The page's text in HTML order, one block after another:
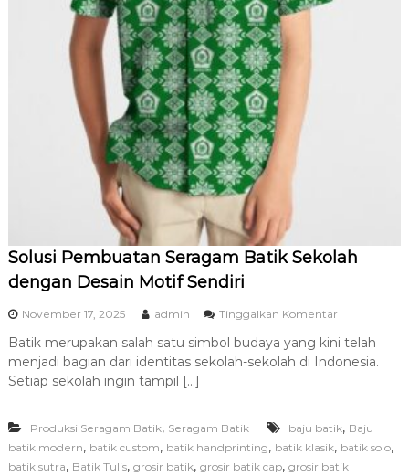
Solusi Pembuatan Seragam Batik Sekolah
dengan Desain Motif Sendiri
November 17, 2025 admin Tinggalkan Komentarp
d
a
u
i
Batik merupakan salah satu simbol budaya yang kini telah
menjadi bagian dari identitas sekolah-sekolah di Indonesia.
Setiap sekolah ingin tampil […]
Produksi Seragam Batik, Seragam Batik baju batik, Baju
batik modern, batik custom, batik handprinting, batik klasik, batik solo,
batik sutra, Batik Tulis, grosir batik, grosir batik cap, grosir batik